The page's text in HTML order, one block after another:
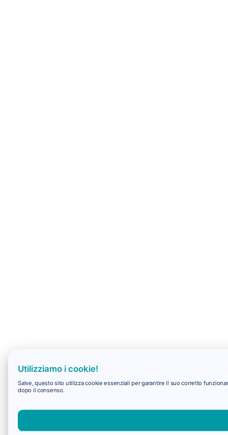
Utilizziamo i cookie!
Salve, questo sito utilizza cookie essenziali per garantire il suo corretto
dopo il consenso.